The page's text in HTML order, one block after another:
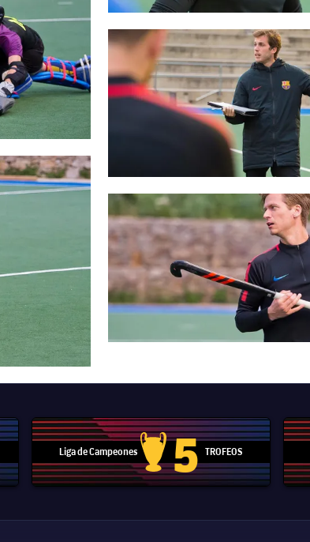
FC Barcelona club badge
FC Barcelona club badge
Liga de Campeones
Trofeo de la Liga de Campeones
5 TROFEOS